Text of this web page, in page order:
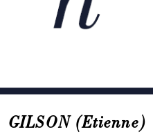
GILSON (Etienne)